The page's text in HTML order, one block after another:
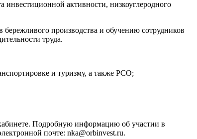
инвестиционной активности, низкоуглеродного
производства и обучению сотрудников
труда.
и туризму, а также РСО;
Подробную информацию об участии в
почте: nka@orbinvest.ru.